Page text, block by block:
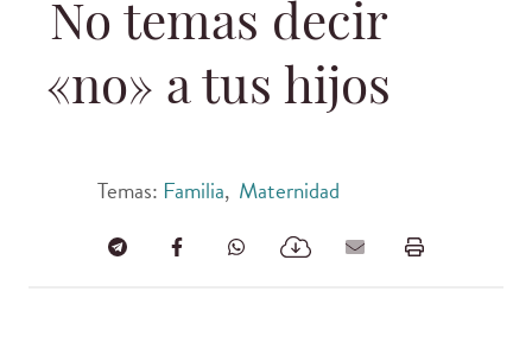
No temas decir
«no» a tus hijos
Temas: Familia, Maternidad